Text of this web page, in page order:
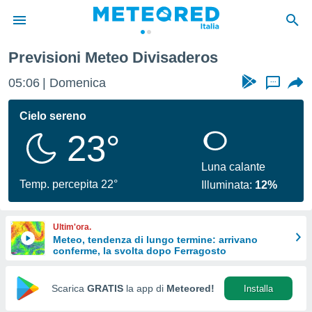
di
per
le
di
Web
Previsioni Meteo Divisaderos
05:06 Domenica ...
Cielo sereno
23°
Temp. percepita 22°
Luna calante
Illuminata: 12%
Ultim'ora.
Meteo, tendenza di lungo termine: arrivano
conferme, la svolta dopo Ferragosto
Scarica GRATIS la app di Meteored! Installa